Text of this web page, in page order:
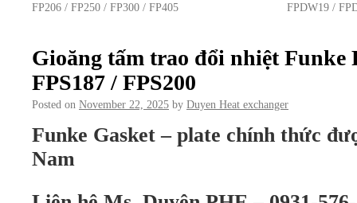
FP206 / FP250 / FP300 / FP405
FPDW19 /
Gioăng tấm trao đổi nhiệt Funke
FPS187 / FPS200
Posted on November 22, 2025 by Duyen Heat exchanger
Funke Gasket – plate chính thức
Nam